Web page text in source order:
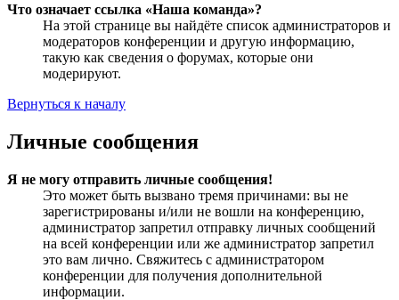
Что означает ссылка «Наша команда»?
На этой странице вы найдёте список администраторов и
модераторов конференции и другую информацию,
такую как сведения о форумах, которые они
модерируют.
Вернуться к началу
Личные сообщения
Я не могу отправить личные сообщения!
Это может быть вызвано тремя причинами: вы не
зарегистрированы и/или не вошли на конференцию,
администратор запретил отправку личных сообщений
на всей конференции или же администратор запретил
это вам лично. Свяжитесь с администратором
конференции для получения дополнительной
информации.